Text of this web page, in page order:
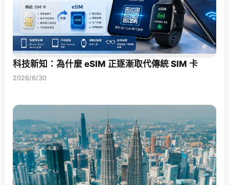
科技新知：為什麼 eSIM 正逐漸取代傳統 SIM 卡
2026/6/30